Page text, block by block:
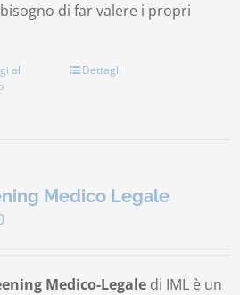
di far valere i propri
al
Dettagli
Medico Legale
Medico-Legaledi IML è un